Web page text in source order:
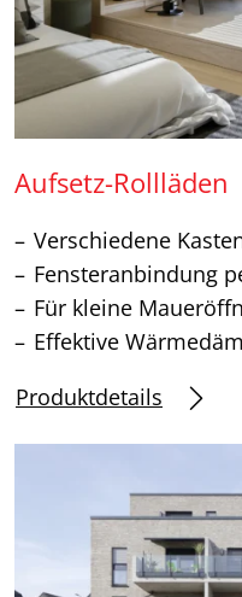
Aufsetz-Rollläden
Verschiedene
Fensteranbindung
Für kleine
Effektive
Produktdetails